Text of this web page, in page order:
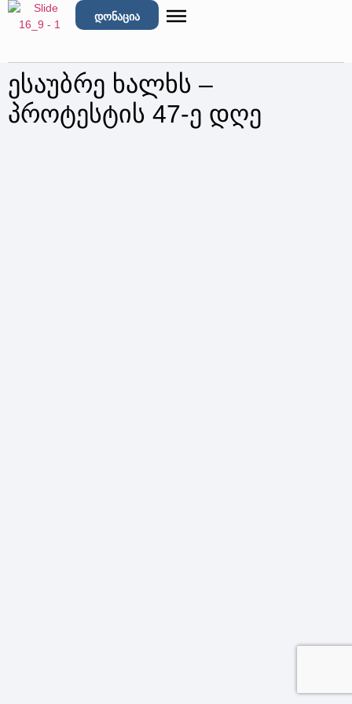
დონაცია
ესაუბრე ხალხს –
პროტესტის 47-ე დღე